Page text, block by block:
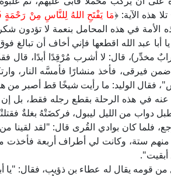
هذه الآية: ﴿مَا يَفْتَحِ اللهُ لِلنَّاسِ مِنْ
الأمة في هذه المحامل بنعمة لا تؤدون
يا أبا عبد الله اقطعها فإني أخاف أن
مخدِّر)، قال: لا أشرب مُرْقِدًا أبدًا، قال
فيرقى، فأخذ منشارًا فأمسَّه النار،
الوليد: ما رأيت شيخًا قط أصبر من
في هذه الرحلة بقطع رجله فقط، بل إن
دواب من الليل ليبول، فركضَتْهُ بغلةٌ
فلما كان بوادي القُرى قال: "لقد لقينا
ستة، وكانت لي أطراف أربعة فأخذت
قومه يقال له عطاء بن ذؤيب، فقال: "يا